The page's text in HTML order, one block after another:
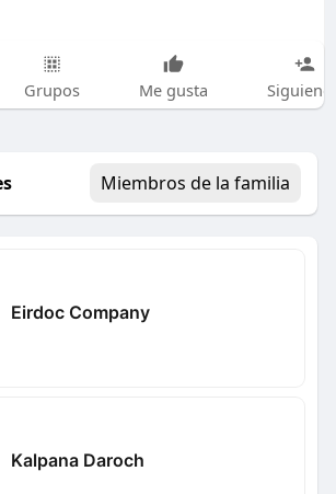
Grupos Me gusta
Miembros de la familia
Eirdoc Company
Kalpana Daroch